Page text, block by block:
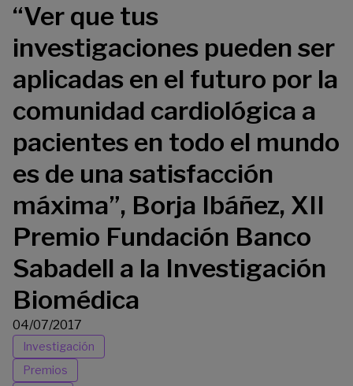
“Ver que tus
investigaciones pueden ser
aplicadas en el futuro por la
comunidad cardiológica a
pacientes en todo el mundo
es de una satisfacción
máxima”, Borja Ibáñez, XII
Premio Fundación Banco
Sabadell a la Investigación
Biomédica
04/07/2017
Investigación
Premios